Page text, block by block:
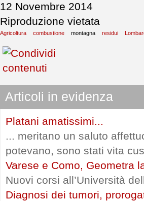
12 Novembre 2014
Riproduzione vietata
Agricoltura combustione montagna residui
Articoli in evidenza
Platani amatissimi...
... meritano un saluto
potevano, sono stati vita
Varese e Como, Geometra
Nuovi corsi all’Università
Diagnosi dei tumori,